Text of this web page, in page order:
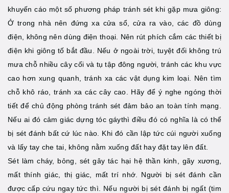
khuyến cáo một số phương pháp tránh sét khi gặp mưa giông:
Ở trong nhà nên đứng xa cửa sổ, cửa ra vào, các đồ dùng
điện, không nên dùng điện thoại. Nên rút phích cắm các thiết bị
điện khi giông tố bắt đầu. Nếu ở ngoài trời, tuyệt đối không trú
mưa chỗ nhiều cây cối và tụ tập đông người, tránh các khu vực
cao hơn xung quanh, tránh xa các vật dụng kim loại. Nên tìm
chỗ khô ráo, tránh xa các cây cao. Hãy để ý nghe ngóng thời
tiết để chủ động phòng tránh sét đảm bảo an toàn tính mạng.
Nếu ai đó cảm giác dựng tóc gáythì điều đó có nghĩa là có thể
bị sét đánh bất cứ lúc nào. Khi đó cần lập tức cúi người xuống
và lấy tay che tai, không nằm xuống đất hay đặt tay lên đất.
Sét làm cháy, bỏng, sét gây tác hại hệ thần kinh, gãy xương,
mất thính giác, thị giác, mất trí nhớ. Người bị sét đánh cần
được cấp cứu ngay tức thì. Nếu người bị sét đánh bị ngất (tim